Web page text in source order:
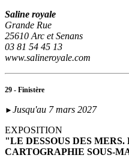
Saline royale
Grande Rue
25610 Arc et Senans
03 81 54 45 13
www.salineroyale.com
29 - Finistère
► Jusqu'au 7 mars 2027
EXPOSITION
"LE DESSOUS DES
CARTOGRAPHIE SOUS-